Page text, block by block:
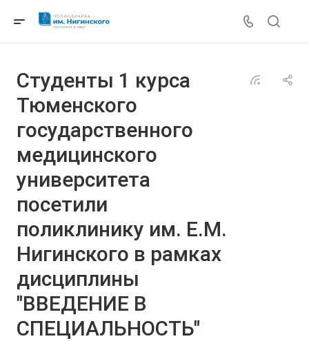
Студенты 1 курса
Тюменского
государственного
медицинского
университета
посетили
поликлинику им. Е.М.
Нигинского в рамках
дисциплины
"ВВЕДЕНИЕ В
СПЕЦИАЛЬНОСТЬ"